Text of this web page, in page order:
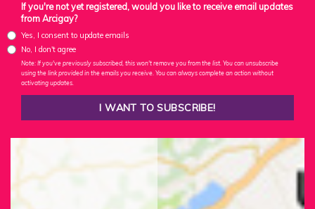
If you're not yet registered, would you like to receive email updates
from Arcigay?
Yes, I consent to update emails
No, I don't agree
Note: If you've previously subscribed, this won't remove you from the list. You can unsubscribe
using the link provided in the emails you receive. You can always complete an action without
activating updates.